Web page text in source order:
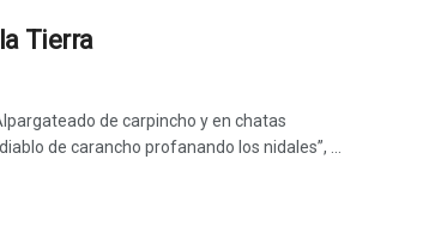
Tierra
de carpincho y en chatas
de carancho profanando los nidales”, ...